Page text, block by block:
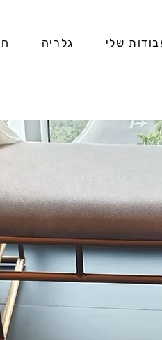
שלי גלריה